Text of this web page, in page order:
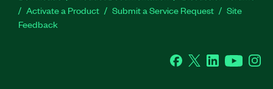
Activate a Product
Submit a Service Request
Site
Feedback
Facebook
Twitter LinkedInYouTube